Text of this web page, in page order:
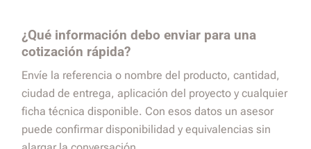
¿Qué información debo enviar para una
cotización rápida?
Envíe la referencia o nombre del producto, cantidad,
ciudad de entrega, aplicación del proyecto y cualquier
ficha técnica disponible. Con esos datos un asesor
puede confirmar disponibilidad y equivalencias sin